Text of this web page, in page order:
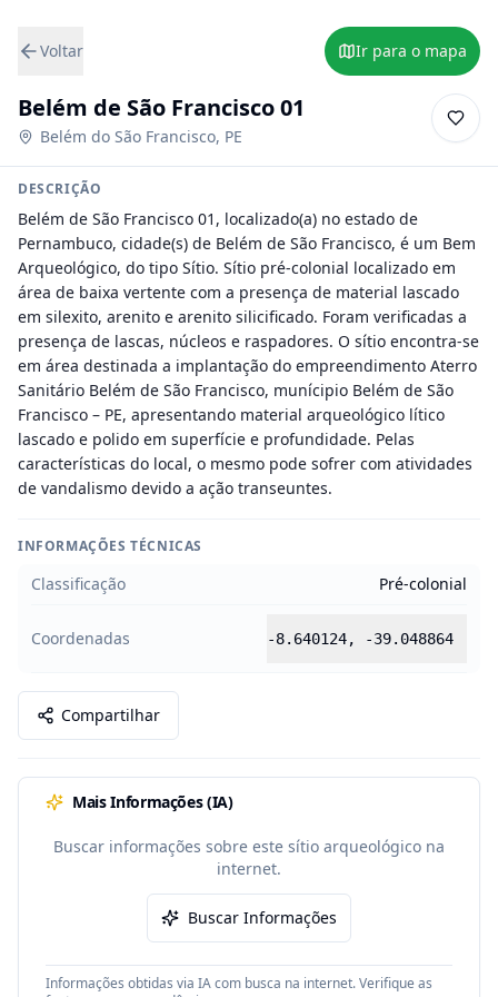
Voltar Ir para o mapa
Belém de São Francisco 01
Belém do São Francisco, PE
DESCRIÇÃO
Belém de São Francisco 01, localizado(a) no estado de
Pernambuco, cidade(s) de Belém de São Francisco, é um Bem
Arqueológico, do tipo Sítio. Sítio pré-colonial localizado em
área de baixa vertente com a presença de material lascado
em silexito, arenito e arenito silicificado. Foram verificadas a
presença de lascas, núcleos e raspadores. O sítio encontra-se
em área destinada a implantação do empreendimento Aterro
Sanitário Belém de São Francisco, munícipio Belém de São
Francisco – PE, apresentando material arqueológico lítico
lascado e polido em superfície e profundidade. Pelas
características do local, o mesmo pode sofrer com atividades
de vandalismo devido a ação transeuntes.
INFORMAÇÕES TÉCNICAS
Classificação Pré-colonial
Coordenadas -8.640124, -39.048864
Compartilhar
Mais Informações (IA)
Buscar informações sobre este sítio arqueológico na
internet.
Buscar Informações
Informações obtidas via IA com busca na internet. Verifique as